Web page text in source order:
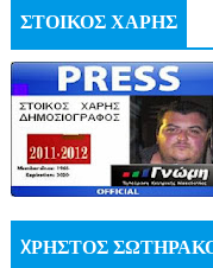
ΣΤΟΙΚΟΣ ΧΑΡΗΣ
XΡΗΣΤΟΣ